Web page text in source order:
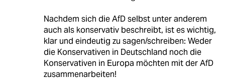
Nachdem sich die AfD selbst unter anderem
auch als konservativ beschreibt, ist es wichtig,
klar und eindeutig zu sagen/schreiben: Weder
die Konservativen in Deutschland noch die
Konservativen in Europa möchten mit der AfD
zusammenarbeiten!